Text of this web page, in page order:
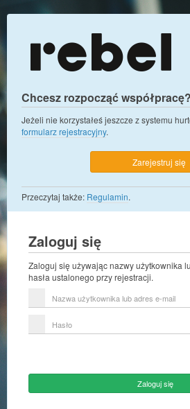
Chcesz rozpocząć współpracę?
Jeżeli nie korzystałeś jeszcze z systemu
formularz rejestracyjny.
Zarejestruj się
Przeczytaj także: Regulamin.
Zaloguj się
Zaloguj się używając nazwy użytkownika
hasła ustalonego przy rejestracji.
użytkownika
e-
Zaloguj się